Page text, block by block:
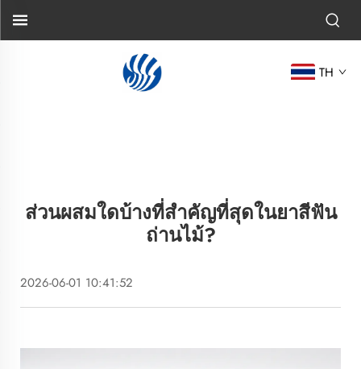
TH
ส่วนผสมใดบ้างที่สำคัญที่สุดในยาสีฟัน
ถ่านไม้?
2026-06-01 10:41:52